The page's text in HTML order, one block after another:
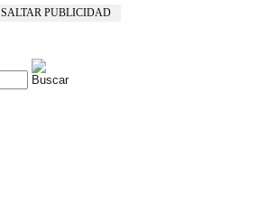
SALTAR PUBLICIDAD